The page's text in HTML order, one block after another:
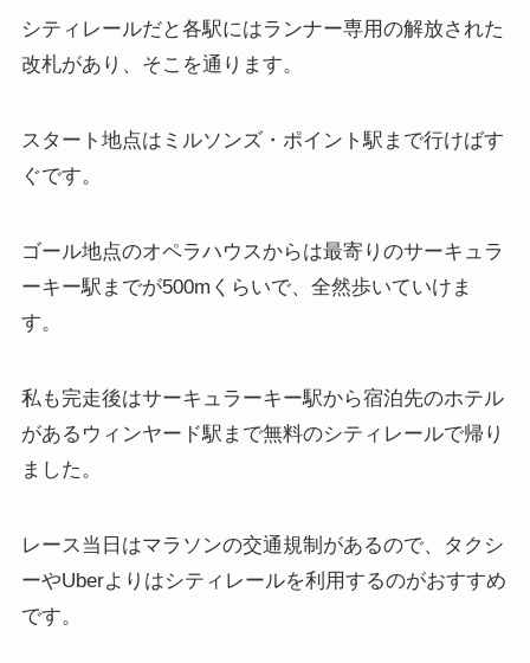
シティレールだと各駅にはランナー専用の解放された
改札があり、そこを通ります。
スタート地点はミルソンズ・ポイント駅まで行けばす
ぐです。
ゴール地点のオペラハウスからは最寄りのサーキュラ
ーキー駅までが500mくらいで、全然歩いていけま
す。
私も完走後はサーキュラーキー駅から宿泊先のホテル
があるウィンヤード駅まで無料のシティレールで帰り
ました。
レース当日はマラソンの交通規制があるので、タクシ
ーやUberよりはシティレールを利用するのがおすすめ
です。